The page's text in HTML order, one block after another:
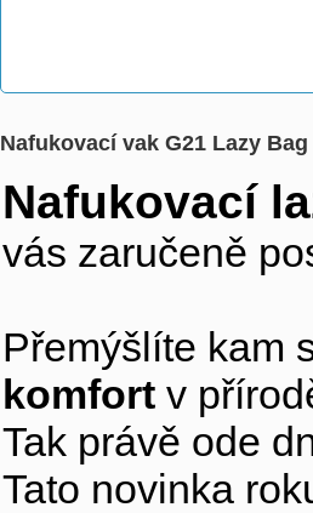
Nafukovací vak G21 Lazy
Nafukovací
vás zaručeně
Přemýšlíte kam
komfort v
Tak právě ode
Tato novinka